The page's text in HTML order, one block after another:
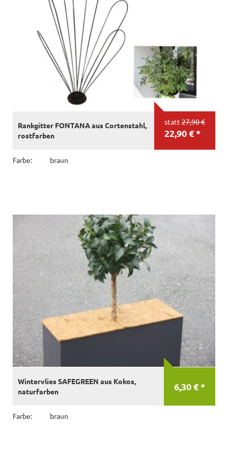
statt 27,90 €
22,90 € *
Rankgitter FONTANA aus Cortenstahl,
rostfarben
Farbe: braun
6,30 € *
Wintervlies SAFEGREEN aus Kokos,
naturfarben
Farbe: braun